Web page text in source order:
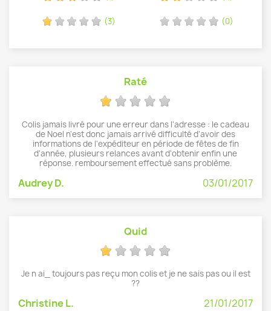
(3) (0)
Raté
Colis jamais livré pour une erreur dans l'adresse : le cadeau
de Noel n'est donc jamais arrivé difficulté d'avoir des
informations de l'expéditeur en période de fêtes de fin
d'année, plusieurs relances avant d'obtenir enfin une
réponse. remboursement effectué sans problème.
Audrey D. 03/01/2017
Quid
Je n ai_ toujours pas reçu mon colis et je ne sais pas ou il est
??
Christine L. 21/01/2017